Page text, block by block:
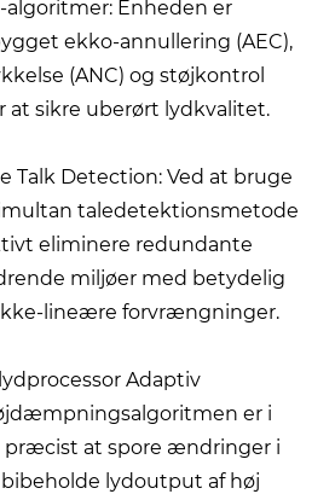
algoritmer: Enheden er
ekko-annullering (AEC),
(ANC) og støjkontrol
at sikre uberørt lydkvalitet.
Talk Detection: Ved at bruge
taledetektionsmetode
eliminere redundante
miljøer med betydelig
lineære forvrængninger.
Adaptiv
er i
at spore ændringer i
lydoutput af høj